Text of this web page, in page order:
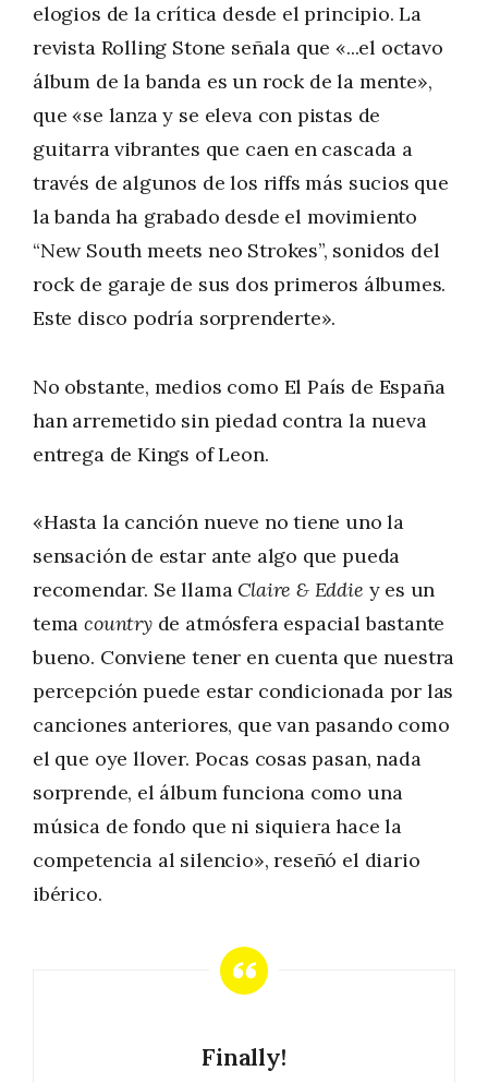
elogios de la crítica desde el principio. La
revista Rolling Stone señala que «...el octavo
álbum de la banda es un rock de la mente»,
que «se lanza y se eleva con pistas de
guitarra vibrantes que caen en cascada a
través de algunos de los riffs más sucios que
la banda ha grabado desde el movimiento
“New South meets neo Strokes”, sonidos del
rock de garaje de sus dos primeros álbumes.
Este disco podría sorprenderte».
No obstante, medios como El País de España
han arremetido sin piedad contra la nueva
entrega de Kings of Leon.
«Hasta la canción nueve no tiene uno la
sensación de estar ante algo que pueda
recomendar. Se llama Claire & Eddie y es un
temacountryde atmósfera espacial bastante
bueno. Conviene tener en cuenta que nuestra
percepción puede estar condicionada por las
canciones anteriores, que van pasando como
el que oye llover. Pocas cosas pasan, nada
sorprende, el álbum funciona como una
música de fondo que ni siquiera hace la
competencia al silencio», reseñó el diario
ibérico.
Finally!